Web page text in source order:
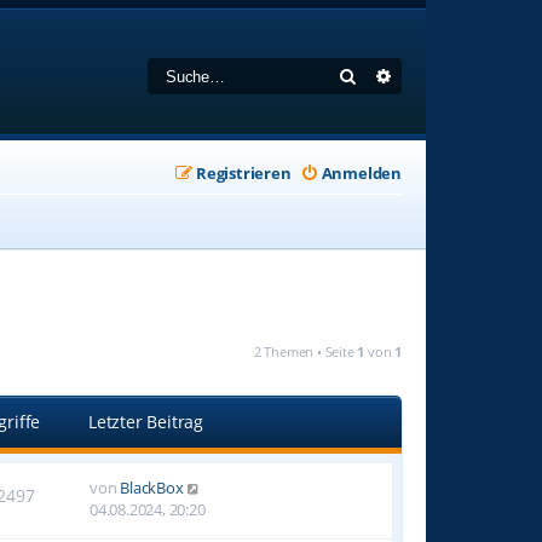
Suche
Anmelden
Registrieren
2 Themen • Seite 1 von 1
Letzter Beitrag
von BlackBox
04.08.2024, 20:20